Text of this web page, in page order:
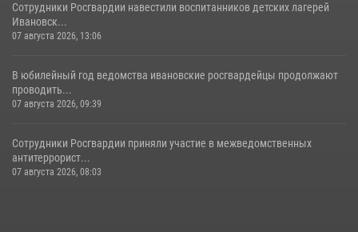
Сотрудники Росгвардии навестили воспитанников детских лагерей
Ивановск...
07 августа 2026, 13:06
В юбилейный год ведомства ивановские росгвардейцы продолжают
проводить...
07 августа 2026, 09:39
Сотрудники Росгвардии приняли участие в межведомственных
антитеррорист...
07 августа 2026, 08:03